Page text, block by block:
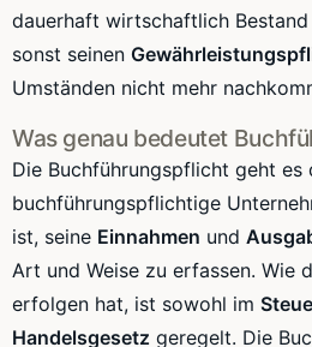
dauerhaft wirtschaftlich Bestand
sonst seinen
Umständen nicht mehr
Was genau bedeutet
Die Buchführungspflicht geht es
buchführungspflichtige
ist, seine Einnahmen und
Art und Weise zu erfassen. Wie
erfolgen hat, ist sowohl im
Handelsgesetz geregelt. Die